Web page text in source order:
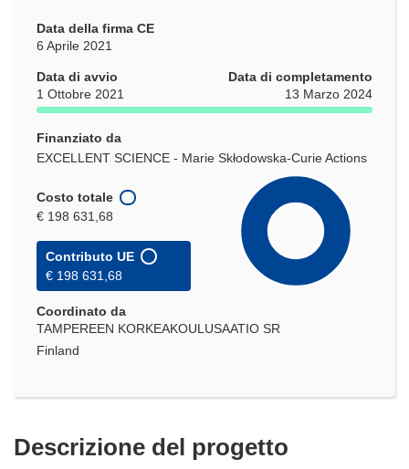
Data della firma CE
6 Aprile 2021
Data di avvio
1 Ottobre 2021
Data di completamento
13 Marzo 2024
Finanziato da
EXCELLENT SCIENCE - Marie Skłodowska-Curie Actions
Costo totale
€ 198 631,68
Contributo UE
€ 198 631,68
Coordinato da
TAMPEREEN KORKEAKOULUSAATIO SR
Finland
Descrizione del progetto